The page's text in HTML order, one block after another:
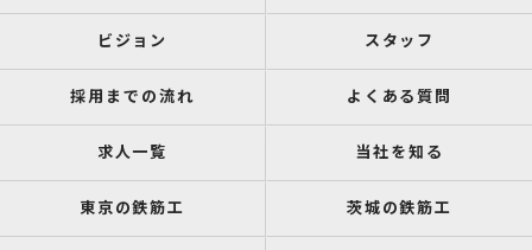
ビジョン スタッフ
採用までの流れ よくある質問
求人一覧 当社を知る
東京の鉄筋工 茨城の鉄筋工